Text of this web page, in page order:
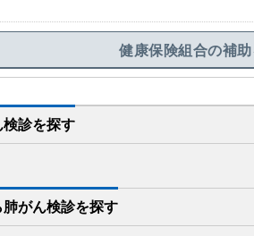
健康保険組合の補
検診を探す
肺がん検診を探す